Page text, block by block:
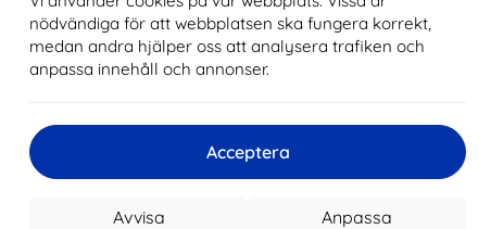
nödvändiga för att webbplatsen ska fungera korrekt,
medan andra hjälper oss att analysera trafiken och
anpassa innehåll och annonser.
Acceptera
Anpassa
Avvisa
EXTRA10